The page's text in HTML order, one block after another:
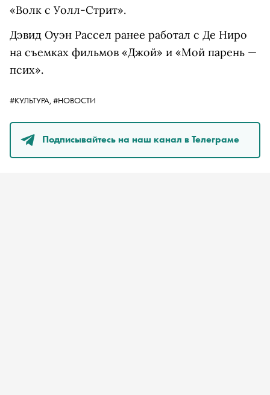
«Волк с Уолл-Стрит».
Дэвид Оуэн Рассел ранее работал с Де Ниро
на съемках фильмов «Джой» и «Мой парень —
псих».
#КУЛЬТУРА, #НОВОСТИ
Подписывайтесь на наш канал в Телеграме